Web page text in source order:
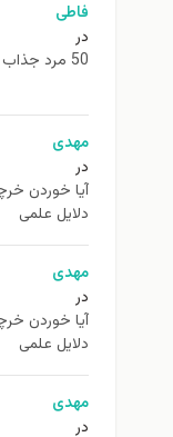
فاطی
در
50 مرد جذاب همه دوران ها
مهدی
در
آیا خوردن
دلایل علمی
مهدی
در
آیا خوردن
دلایل علمی
مهدی
در